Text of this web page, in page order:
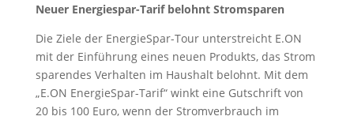
Neuer Energiespar-Tarif belohnt Stromsparen
Die Ziele der EnergieSpar-Tour unterstreicht E.ON
mit der Einführung eines neuen Produkts, das Strom
sparendes Verhalten im Haushalt belohnt. Mit dem
„E.ON EnergieSpar-Tarif“ winkt eine Gutschrift von
20 bis 100 Euro, wenn der Stromverbrauch im